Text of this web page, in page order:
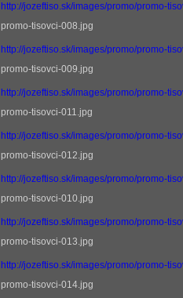
http://jozeftiso.sk/images/promo/promo-
promo-tisovci-008.jpg
http://jozeftiso.sk/images/promo/promo-
promo-tisovci-009.jpg
http://jozeftiso.sk/images/promo/promo-
promo-tisovci-011.jpg
http://jozeftiso.sk/images/promo/promo-
promo-tisovci-012.jpg
http://jozeftiso.sk/images/promo/promo-
promo-tisovci-010.jpg
http://jozeftiso.sk/images/promo/promo-
promo-tisovci-013.jpg
http://jozeftiso.sk/images/promo/promo-
promo-tisovci-014.jpg